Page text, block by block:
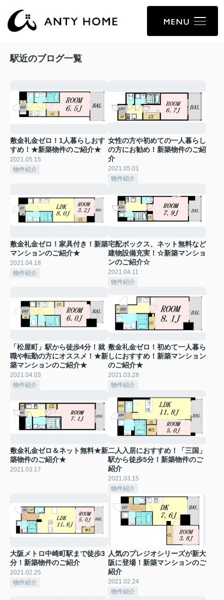
駅近のブログ一覧
敷金礼金ゼロ！1人暮らしおす
すめ！★新築物件のご紹介★
2021.05.15
物件紹介
女性の方や初めての一人暮らし
の方にお勧め！新築物件のご紹
介
2021.05.01
物件紹介
敷金礼金ゼロ！家具付き！新築
マンションのご紹介★
2021.04.18
物件紹介
宅配ボックス、ネット無料など
建物設備充実！☆新築マンショ
ンのご紹介☆
2021.04.11
物件紹介
「松屋町」駅から徒歩4分！就
職や転勤の方にオススメ！★新
築マンションのご紹介★
2021.04.03
物件紹介
敷金礼金ゼロ！初めて一人暮ら
しにおすすめ！新築マンション
のご紹介★
2021.03.28
物件紹介
敷金礼金ゼロ＆ネット無料★新
築物件のご紹介★
2021.03.17
二人入居におすすめ！「三国」
駅から徒歩5分！新築物件のご
紹介
2021.03.15
物件紹介
大阪メトロ中崎町駅まで徒歩3
分！新築物件のご紹介
2021.02.25
物件紹介
人気のプレジオシリーズが新大
阪に登場！新築マンションのご
紹介
2021.02.24
物件紹介